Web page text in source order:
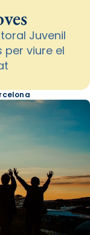
Juvenil
viure el